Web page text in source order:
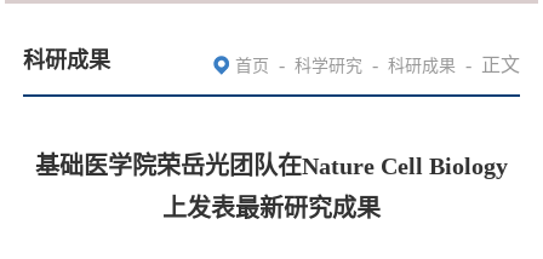
科研成果 首页 - 科学研究 - 科研成果 - 正文
基础医学院荣岳光团队在Nature Cell Biology
上发表最新研究成果